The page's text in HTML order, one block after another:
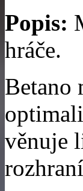
Popis:
hráče.
Betano
věnuje